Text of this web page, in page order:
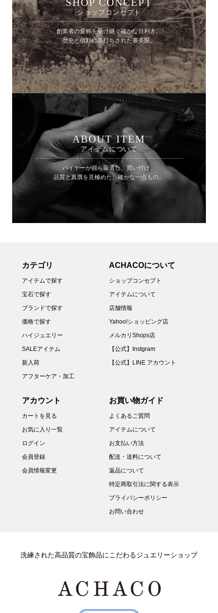
SHOP CONCEPT
ショップコンセプト
創業者の愛称を受け継ぐ確かな目利き。
歴史と信頼に裏打ちされた審美眼。
ABOUT ITEM
アイテムについて
バイヤーが自ら厳選し、買い付け。
品質と真贋を見極めた、確かな一点もの。
カテゴリ
アイテムで探す
宝石で探す
ブランドで探す
価格で探す
ハイジュエリー
SALEアイテム
新入荷
アフターケア・加工
ACHACOについて
ショップコンセプト
アイテムについて
店舗情報
Yahoo!ショッピング店
メルカリShops店
【公式】Instgram
【公式】LINE アカウント
アカウント
カートを見る
お気に入り一覧
ログイン
会員登録
会員情報変更
お買い物ガイド
よくあるご質問
アイテムについて
お支払い方法
配送・送料について
返品について
特定商取引法に関する表示
プライバシーポリシー
お問い合わせ
洗練された高品質の宝飾品にこだわるジュエリーショップ